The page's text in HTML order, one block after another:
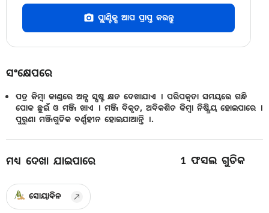
ପ୍ଲାଣ୍ଟିକ୍ସ ଆପ ପ୍ରାପ୍ତ କରନ୍ତୁ
ସଂକ୍ଷେପରେ
ପତ୍ର କିମ୍ବା କାଣ୍ଡରେ ଅଳ୍ପ ସ୍ପଷ୍ଟ କ୍ଷତ ଦେଖାଯାଏ । ପରିପକ୍ଵତା ସମୟରେ ଗନ୍ଧି
ପୋକ ଛୁଇଁ ଓ ମଞ୍ଜି ଖାଏ । ମଞ୍ଜି ବିକୃତ, ଅବିକଶିତ କିମ୍ବା ନିଷ୍କ୍ରିୟ ହୋଇପାରେ ।
ପୁରୁଣା ମଞ୍ଜିଗୁଡିକ ବର୍ଣ୍ଣହୀନ ହୋଇଯାଆନ୍ତି ।.
ମଧ୍ୟ ଦେଖା ଯାଇପାରେ 1 ଫସଲ ଗୁଡିକ
ସୋୟାବିନ